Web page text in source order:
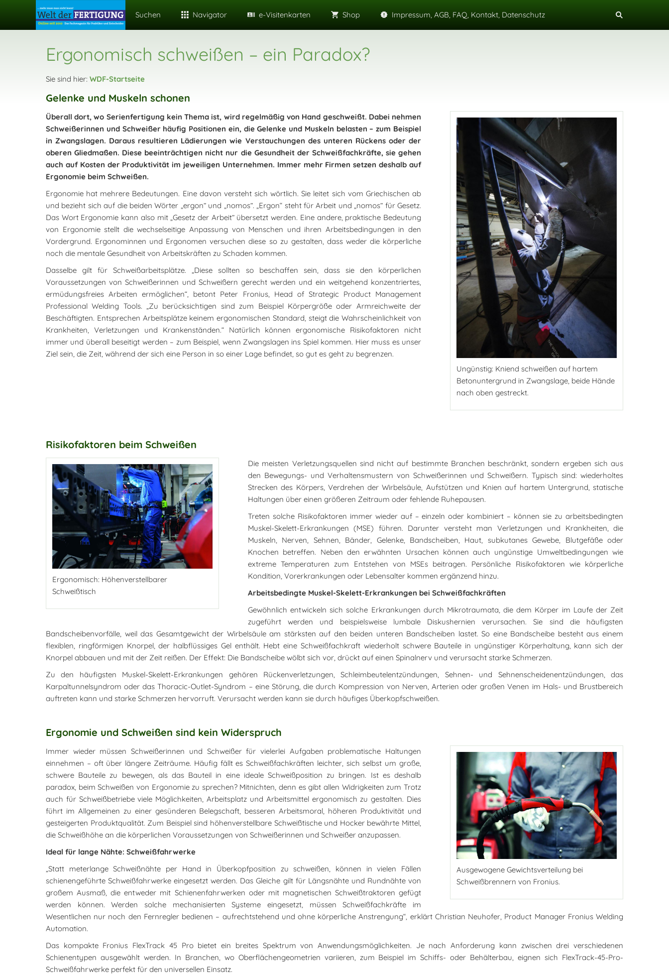
Suchen Navigator e-Visitenkarten Shop Impressum, AGB, FAQ, Kontakt, Datenschutz
Ergonomisch schweißen – ein Paradox?
Sie sind hier: WDF-Startseite
Gelenke und Muskeln schonen
Ungünstig: Kniend schweißen auf hartem
Betonuntergrund in Zwangslage, beide Hände
nach oben gestreckt.
Überall dort, wo Serienfertigung kein Thema ist, wird regelmäßig von Hand geschweißt. Dabei nehmen
Schweißerinnen und Schweißer häufig Positionen ein, die Gelenke und Muskeln belasten – zum Beispiel
in Zwangslagen. Daraus resultieren Lädierungen wie Verstauchungen des unteren Rückens oder der
oberen Gliedmaßen. Diese beeinträchtigen nicht nur die Gesundheit der Schweißfachkräfte, sie gehen
auch auf Kosten der Produktivität im jeweiligen Unternehmen. Immer mehr Firmen setzen deshalb auf
Ergonomie beim Schweißen.
Ergonomie hat mehrere Bedeutungen. Eine davon versteht sich wörtlich. Sie leitet sich vom Griechischen ab
und bezieht sich auf die beiden Wörter „ergon” und „nomos”. „Ergon“ steht für Arbeit und „nomos” für Gesetz.
Das Wort Ergonomie kann also mit „Gesetz der Arbeit” übersetzt werden. Eine andere, praktische Bedeutung
von Ergonomie stellt die wechselseitige Anpassung von Menschen und ihren Arbeitsbedingungen in den
Vordergrund. Ergonominnen und Ergonomen versuchen diese so zu gestalten, dass weder die körperliche
noch die mentale Gesundheit von Arbeitskräften zu Schaden kommen.
Dasselbe gilt für Schweißarbeitsplätze. „Diese sollten so beschaffen sein, dass sie den körperlichen
Voraussetzungen von Schweißerinnen und Schweißern gerecht werden und ein weitgehend konzentriertes,
ermüdungsfreies Arbeiten ermöglichen“, betont Peter Fronius, Head of Strategic Product Management
Professional Welding Tools. „Zu berücksichtigen sind zum Beispiel Körpergröße oder Armreichweite der
Beschäftigten. Entsprechen Arbeitsplätze keinem ergonomischen Standard, steigt die Wahrscheinlichkeit von
Krankheiten, Verletzungen und Krankenständen.“ Natürlich können ergonomische Risikofaktoren nicht
immer und überall beseitigt werden – zum Beispiel, wenn Zwangslagen ins Spiel kommen. Hier muss es unser
Ziel sein, die Zeit, während der sich eine Person in so einer Lage befindet, so gut es geht zu begrenzen.
Risikofaktoren beim Schweißen
Ergonomisch: Höhenverstellbarer
Schweißtisch
Die meisten Verletzungsquellen sind nicht auf bestimmte Branchen beschränkt, sondern ergeben sich aus
den Bewegungs- und Verhaltensmustern von Schweißerinnen und Schweißern. Typisch sind: wiederholtes
Strecken des Körpers, Verdrehen der Wirbelsäule, Aufstützen und Knien auf hartem Untergrund, statische
Haltungen über einen größeren Zeitraum oder fehlende Ruhepausen.
Treten solche Risikofaktoren immer wieder auf – einzeln oder kombiniert – können sie zu arbeitsbedingten
Muskel-Skelett-Erkrankungen (MSE) führen. Darunter versteht man Verletzungen und Krankheiten, die
Muskeln, Nerven, Sehnen, Bänder, Gelenke, Bandscheiben, Haut, subkutanes Gewebe, Blutgefäße oder
Knochen betreffen. Neben den erwähnten Ursachen können auch ungünstige Umweltbedingungen wie
extreme Temperaturen zum Entstehen von MSEs beitragen. Persönliche Risikofaktoren wie körperliche
Kondition, Vorerkrankungen oder Lebensalter kommen ergänzend hinzu.
Arbeitsbedingte Muskel-Skelett-Erkrankungen bei Schweißfachkräften
Gewöhnlich entwickeln sich solche Erkrankungen durch Mikrotraumata, die dem Körper im Laufe der Zeit
zugeführt werden und beispielsweise lumbale Diskushernien verursachen. Sie sind die häufigsten
Bandscheibenvorfälle, weil das Gesamtgewicht der Wirbelsäule am stärksten auf den beiden unteren Bandscheiben lastet. So eine Bandscheibe besteht aus einem
flexiblen, ringförmigen Knorpel, der halbflüssiges Gel enthält. Hebt eine Schweißfachkraft wiederholt schwere Bauteile in ungünstiger Körperhaltung, kann sich der
Knorpel abbauen und mit der Zeit reißen. Der Effekt: Die Bandscheibe wölbt sich vor, drückt auf einen Spinalnerv und verursacht starke Schmerzen.
Zu den häufigsten Muskel-Skelett-Erkrankungen gehören Rückenverletzungen, Schleimbeutelentzündungen, Sehnen- und Sehnenscheidenentzündungen, das
Karpaltunnelsyndrom oder das Thoracic-Outlet-Syndrom – eine Störung, die durch Kompression von Nerven, Arterien oder großen Venen im Hals- und Brustbereich
auftreten kann und starke Schmerzen hervorruft. Verursacht werden kann sie durch häufiges Überkopfschweißen.
Ergonomie und Schweißen sind kein Widerspruch
Ausgewogene Gewichtsverteilung bei
Schweißbrennern von Fronius.
Immer wieder müssen Schweißerinnen und Schweißer für vielerlei Aufgaben problematische Haltungen
einnehmen – oft über längere Zeiträume. Häufig fällt es Schweißfachkräften leichter, sich selbst um große,
schwere Bauteile zu bewegen, als das Bauteil in eine ideale Schweißposition zu bringen. Ist es deshalb
paradox, beim Schweißen von Ergonomie zu sprechen? Mitnichten, denn es gibt allen Widrigkeiten zum Trotz
auch für Schweißbetriebe viele Möglichkeiten, Arbeitsplatz und Arbeitsmittel ergonomisch zu gestalten. Dies
führt im Allgemeinen zu einer gesünderen Belegschaft, besseren Arbeitsmoral, höheren Produktivität und
gesteigerten Produktqualität. Zum Beispiel sind höhenverstellbare Schweißtische und Hocker bewährte Mittel,
die Schweißhöhe an die körperlichen Voraussetzungen von Schweißerinnen und Schweißer anzupassen.
Ideal für lange Nähte: Schweißfahrwerke
„Statt meterlange Schweißnähte per Hand in Überkopfposition zu schweißen, können in vielen Fällen
schienengeführte Schweißfahrwerke eingesetzt werden. Das Gleiche gilt für Längsnähte und Rundnähte von
großem Ausmaß, die entweder mit Schienenfahrwerken oder mit magnetischen Schweißtraktoren gefügt
werden können. Werden solche mechanisierten Systeme eingesetzt, müssen Schweißfachkräfte im
Wesentlichen nur noch den Fernregler bedienen – aufrechtstehend und ohne körperliche Anstrengung“, erklärt Christian Neuhofer, Product Manager Fronius Welding
Automation.
Das kompakte Fronius FlexTrack 45 Pro bietet ein breites Spektrum von Anwendungsmöglichkeiten. Je nach Anforderung kann zwischen drei verschiedenen
Schienentypen ausgewählt werden. In Branchen, wo Oberflächengeometrien variieren, zum Beispiel im Schiffs- oder Behälterbau, eignen sich FlexTrack-45-Pro-
Schweißfahrwerke perfekt für den universellen Einsatz.